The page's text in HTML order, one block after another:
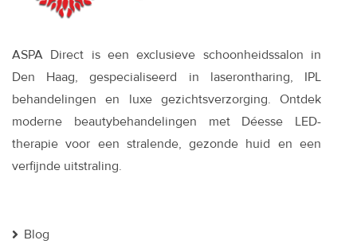
ASPA Direct is een exclusieve schoonheidssalon in
Den Haag, gespecialiseerd in laserontharing, IPL
behandelingen en luxe gezichtsverzorging. Ontdek
moderne beautybehandelingen met Déesse LED-
therapie voor een stralende, gezonde huid en een
verfijnde uitstraling.
Blog